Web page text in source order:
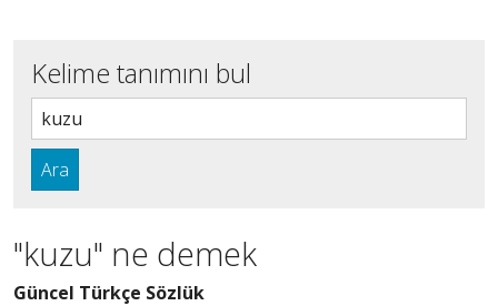
Kelime tanımını bul
Ara
"kuzu" ne demek
Güncel Türkçe Sözlük